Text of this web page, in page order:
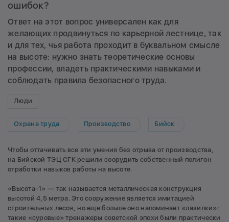
ошибок?
Ответ на этот вопрос универсален как для
желающих продвинуться по карьерной лестнице, так
и для тех, чья работа проходит в буквальном смысле
на высоте: нужно знать теоретические основы
профессии, владеть практическими навыками и
соблюдать правила безопасного труда.
Люди
Охрана труда Производство Бийск
Чтобы оттачивать все эти умения без отрыва от производства,
на Бийской ТЭЦ СГК решили соорудить собственный полигон
отработки навыков работы на высоте.
«Высота-1» — так называется металлическая конструкция
высотой 4,5 метра. Это сооружение является имитацией
строительных лесов, но еще больше оно напоминает «лазилки»:
такие «суровые» тренажеры советской эпохи были практически